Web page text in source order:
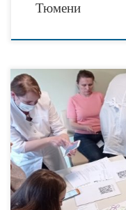
Тюмени
В Тюмени продолжилась
проекта «Волонтеры
году инициативы — добиться